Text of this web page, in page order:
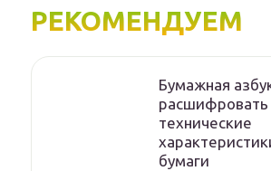
РЕКОМЕНДУЕМ
Бумажная
расшифровать
технические
бумаги